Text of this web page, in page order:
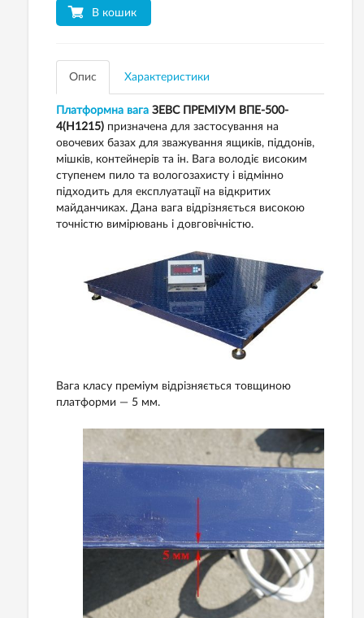
В кошик
Опис Характеристики
Платформна вага ЗЕВС ПРЕМІУМ ВПЕ-500-
4(H1215) призначена для застосування на
овочевих базах для зважування ящиків, піддонів,
мішків, контейнерів та ін. Вага володіє високим
ступенем пило та вологозахисту і відмінно
підходить для експлуатації на відкритих
майданчиках. Дана вага відрізняється високою
точністю вимірювань і довговічністю.
Вага класу преміум відрізняється товщиною
платформи — 5 мм.